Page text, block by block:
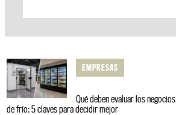
EMPRESAS
Qué deben evaluar los
de frío: 5 claves para decidir mejor